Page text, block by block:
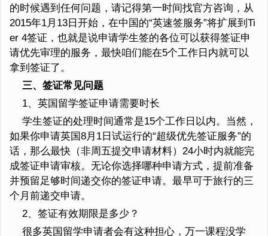
的时候遇到任何问题，请记得第一时间找官方咨询，从
2015年1月13日开始，在中国的“英速签服务”将扩展到Ti
er 4签证，也就是说申请学生签的各位可以获得签证申
请优先审理的服务，最快咱们能在5个工作日内就可以
拿到签证了。
三、签证常见问题
1、英国留学签证申请需要时长
学生签证的处理时间通常是15个工作日以内。当然，
如果你申请英国8月1日试运行的“超级优先签证服务”的
话，那么最快（非周五提交申请材料）24小时内就能完
成签证申请审核。无论你选择哪种申请方式，提前准备
并预留足够时间递交你的签证申请。最早可于旅行的三
个月前递交申请。
2、签证有效期限是多少？
很多英国留学申请者会有这种担心，万一课程没学